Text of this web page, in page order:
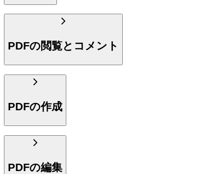
PDFの閲覧とコメント
PDFの作成
PDFの編集